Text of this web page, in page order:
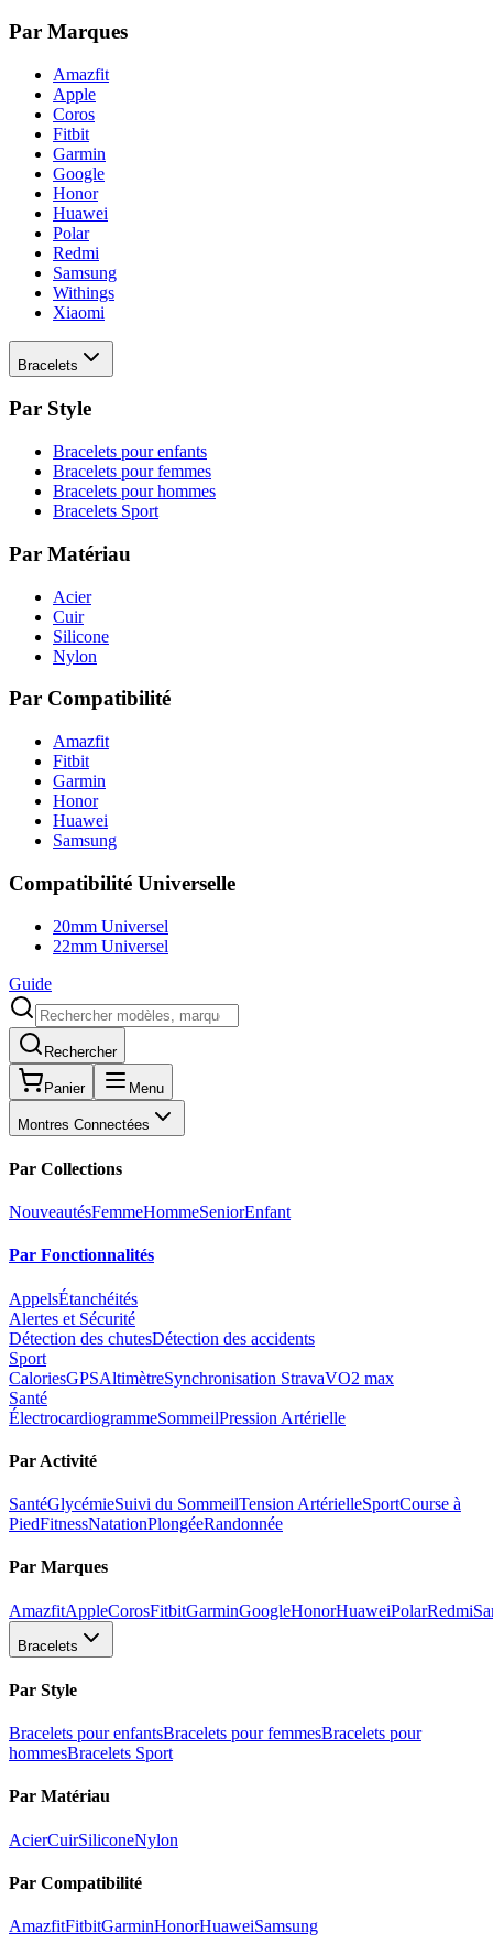
Par Marques
Amazfit
Apple
Coros
Fitbit
Garmin
Google
Honor
Huawei
Polar
Redmi
Samsung
Withings
Xiaomi
Bracelets
Par Style
Bracelets pour enfants
Bracelets pour femmes
Bracelets pour hommes
Bracelets Sport
Par Matériau
Acier
Cuir
Silicone
Nylon
Par Compatibilité
Amazfit
Fitbit
Garmin
Honor
Huawei
Samsung
Compatibilité Universelle
20mm Universel
22mm Universel
Guide
Rechercher
Panier Menu
Montres Connectées
Par Collections
NouveautésFemmeHommeSeniorEnfant
Par Fonctionnalités
AppelsÉtanchéités
Alertes et Sécurité
Détection des chutesDétection des accidents
Sport
CaloriesGPSAltimètreSynchronisation StravaVO2 max
Santé
ÉlectrocardiogrammeSommeilPression Artérielle
Par Activité
SantéGlycémieSuivi du SommeilTension ArtérielleSportCourse à
PiedFitnessNatationPlongéeRandonnée
Par Marques
AmazfitAppleCorosFitbitGarminGoogleHonorHuaweiPolarRedmi
Bracelets
Par Style
Bracelets pour enfantsBracelets pour femmesBracelets pour
hommesBracelets Sport
Par Matériau
AcierCuirSiliconeNylon
Par Compatibilité
AmazfitFitbitGarminHonorHuaweiSamsung